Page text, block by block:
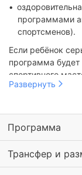
программами
спортсменов).
Если ребёнок
программа
спортивного
возможность для
хочет ли он
Спортивный
спорта,
для достижения
Развернуть
Программа
Трансфер и